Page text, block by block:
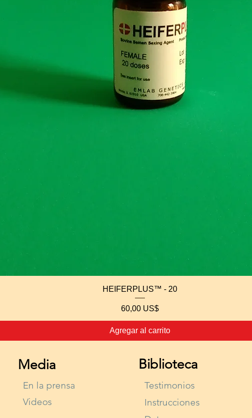
Vista rápida
HEIFERPLUS™ - 20
Precio
60,00 US$
Agregar al carrito
Media
En la prensa
Videos
Biblioteca
Testimonios
Instrucciones